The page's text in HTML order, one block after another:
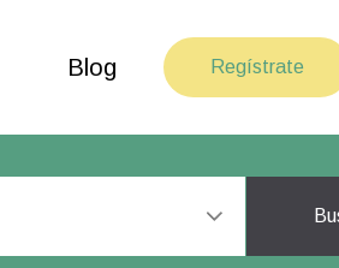
Blog Regístrate